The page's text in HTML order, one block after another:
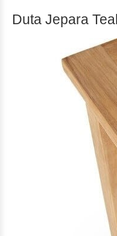
Duta Jepara